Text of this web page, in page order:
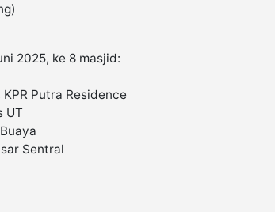
2025, ke 8 masjid:
Putra Residence
UT
Sentral